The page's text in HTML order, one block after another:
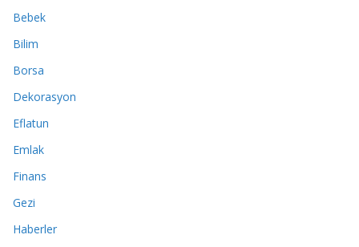
Bebek
Bilim
Borsa
Dekorasyon
Eflatun
Emlak
Finans
Gezi
Haberler